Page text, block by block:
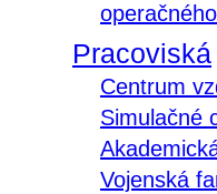
Pracoviská
Centrum
Simulačné
Vojenská